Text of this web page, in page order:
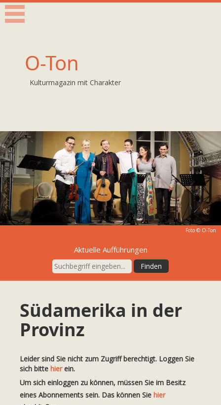
O-Ton
Kulturmagazin mit Charakter
Foto © O-Ton
Aktuelle Aufführungen
Südamerika in der
Provinz
Leider sind Sie nicht zum Zugriff berechtigt. Loggen Sie
sich bitte hierein.
Um sich einloggen zu können, müssen Sie im Besitz
eines Abonnements sein. Das können Sie hier